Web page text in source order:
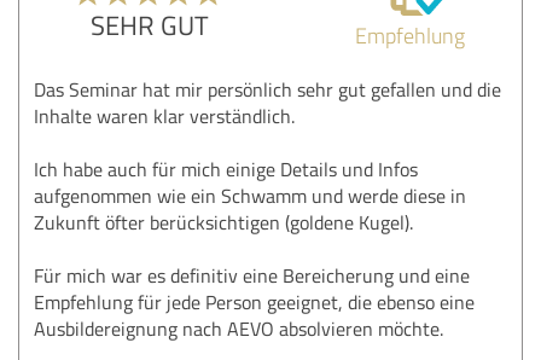
SEHR GUT Empfehlung
Das Seminar hat mir persönlich sehr gut gefallen und die
Inhalte waren klar verständlich.
Ich habe auch für mich einige Details und Infos
aufgenommen wie ein Schwamm und werde diese in
Zukunft öfter berücksichtigen (goldene Kugel).
Für mich war es definitiv eine Bereicherung und eine
Empfehlung für jede Person geeignet, die ebenso eine
Ausbildereignung nach AEVO absolvieren möchte.